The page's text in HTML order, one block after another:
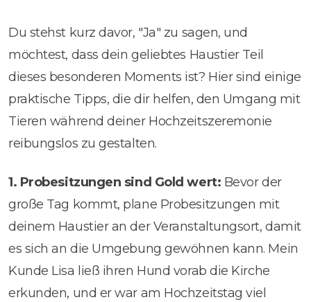
Du stehst kurz davor, "Ja" zu sagen, und
möchtest, dass dein geliebtes Haustier Teil
dieses besonderen Moments ist? Hier sind einige
praktische Tipps, die dir helfen, den Umgang mit
Tieren während deiner Hochzeitszeremonie
reibungslos zu gestalten.
1. Probesitzungen sind Gold wert: Bevor der
große Tag kommt, plane Probesitzungen mit
deinem Haustier an der Veranstaltungsort, damit
es sich an die Umgebung gewöhnen kann. Mein
Kunde Lisa ließ ihren Hund vorab die Kirche
erkunden, und er war am Hochzeitstag viel